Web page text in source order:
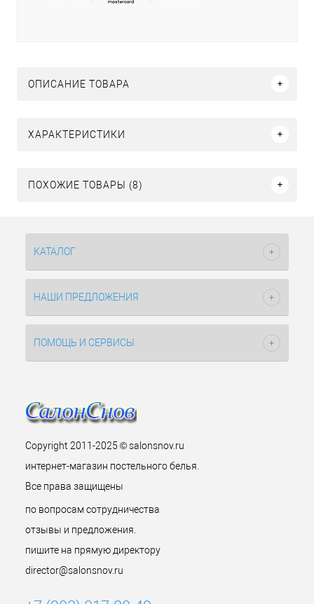
ОПИСАНИЕ ТОВАРА
ХАРАКТЕРИСТИКИ
ПОХОЖИЕ ТОВАРЫ (8)
КАТАЛОГ
НАШИ ПРЕДЛОЖЕНИЯ
ПОМОЩЬ И СЕРВИСЫ
Copyright 2011-2025 © salonsnov.ru
интернет-магазин постельного белья.
Все права защищены
по вопросам сотрудничества
отзывы и предложения.
пишите на прямую директору
director@salonsnov.ru